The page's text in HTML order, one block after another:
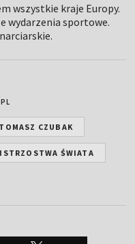
wszystkie kraje Europy.
wydarzenia sportowe.
CZUBAK
ŚWIATA